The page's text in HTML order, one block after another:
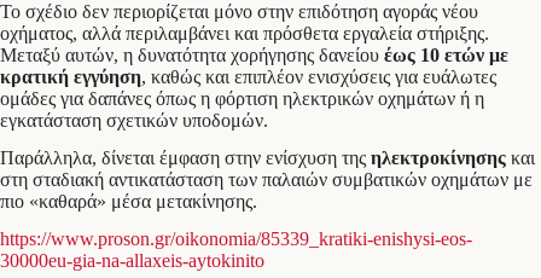
Το σχέδιο δεν περιορίζεται μόνο στην επιδότηση αγοράς νέου
οχήματος, αλλά περιλαμβάνει και πρόσθετα εργαλεία στήριξης.
Μεταξύ αυτών, η δυνατότητα χορήγησης δανείου έως 10 ετών με
κρατική εγγύηση, καθώς και επιπλέον ενισχύσεις για ευάλωτες
ομάδες για δαπάνες όπως η φόρτιση ηλεκτρικών οχημάτων ή η
εγκατάσταση σχετικών υποδομών.
Παράλληλα, δίνεται έμφαση στην ενίσχυση της ηλεκτροκίνησης και
στη σταδιακή αντικατάσταση των παλαιών συμβατικών οχημάτων με
πιο «καθαρά» μέσα μετακίνησης.
https://www.proson.gr/oikonomia/85339_kratiki-enishysi-eos-
30000eu-gia-na-allaxeis-aytokinito